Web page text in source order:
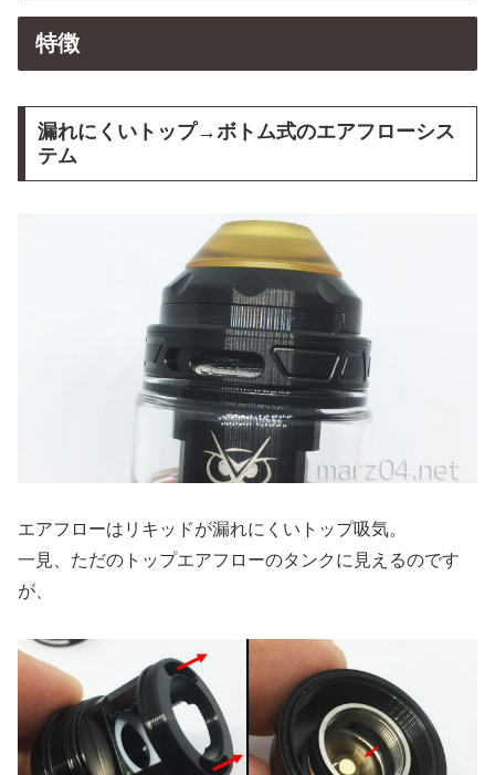
特徴
漏れにくいトップ→ボトム式のエアフローシス
テム
エアフローはリキッドが漏れにくいトップ吸気。
一見、ただのトップエアフローのタンクに見えるのです
が、